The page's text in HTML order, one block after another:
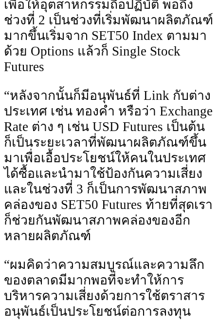
เพื่อให้อุตสาหกรรมถือปฏิบัติ พอถึง
ช่วงที่ 2 เป็นช่วงที่เริ่มพัฒนาผลิตภัณฑ์
มากขึ้นเริ่มจาก SET50 Index ตามมา
ด้วย Options แล้วก็ Single Stock
Futures
“หลังจากนั้นก็มีอนุพันธ์ที่ Link กับต่าง
ประเทศ เช่น ทองคํา หรือว่า Exchange
Rate ต่าง ๆ เช่น USD Futures เป็นต้น
ก็เป็นระยะเวลาที่พัฒนาผลิตภัณฑ์ขึ้น
มาเพื่อเอื้อประโยชน์ให้คนในประเทศ
ได้ซื้อและนํามาใช้ป้องกันความเสี่ยง
และในช่วงที่ 3 ก็เป็นการพัฒนาสภาพ
คล่องของ SET50 Futures ท้ายที่สุดเรา
ก็ช่วยกันพัฒนาสภาพคล่องของอีก
หลายผลิตภัณฑ์
“ผมคิดว่าความสมบูรณ์และความลึก
ของตลาดมีมากพอที่จะทําให้การ
บริหารความเสี่ยงด้วยการใช้ตราสาร
อนุพันธ์เป็นประโยชน์ต่อการลงทุน